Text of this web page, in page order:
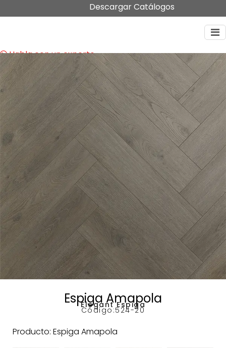
Descargar Catálogos
Habla con un experto
Espiga Amapola
Elegant Espiga
Código:524-20
Producto: Espiga Amapola